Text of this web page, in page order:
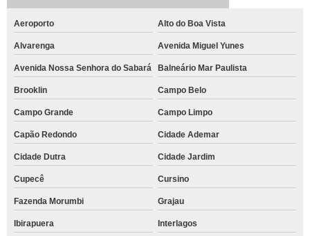
Aeroporto Alto do Boa Vista
Alvarenga Avenida Miguel Yunes
Avenida Nossa Senhora do Sabará Balneário Mar Paulista
Brooklin Campo Belo
Campo Grande Campo Limpo
Capão Redondo Cidade Ademar
Cidade Dutra Cidade Jardim
Cupecê Cursino
Fazenda Morumbi Grajau
Ibirapuera Interlagos